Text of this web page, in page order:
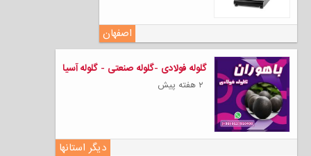
اصفهان
گلوله فولادی -گلوله صنعتی - گلوله آسیا
۲ هفته پیش
دیگر استانها